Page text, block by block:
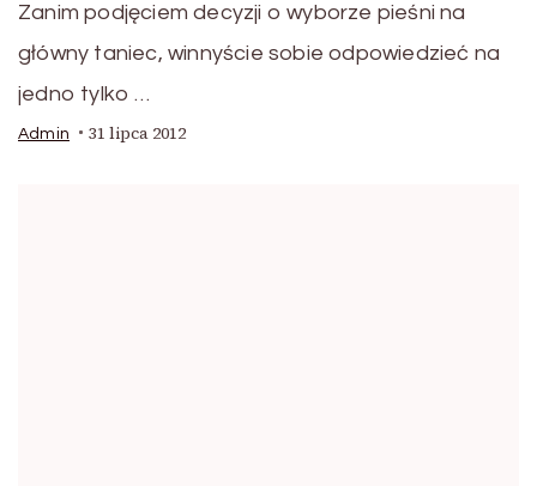
Zanim podjęciem decyzji o wyborze pieśni na
główny taniec, winnyście sobie odpowiedzieć na
jedno tylko …
Admin 31 lipca 2012